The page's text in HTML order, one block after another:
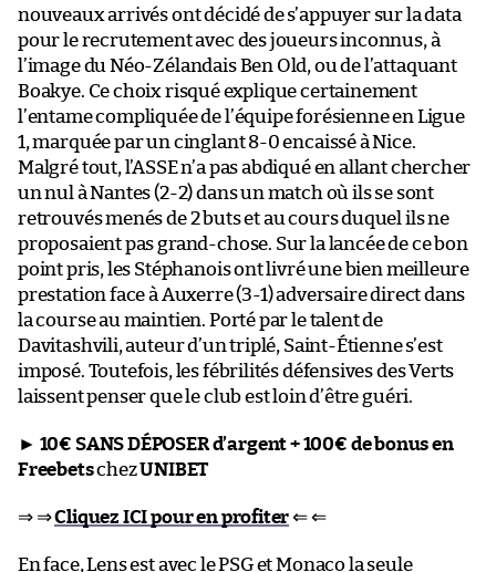
nouveaux arrivés ont décidé de s’appuyer sur la data
pour le recrutement avec des joueurs inconnus, à
l’image du Néo-Zélandais Ben Old, ou de l’attaquant
Boakye. Ce choix risqué explique certainement
l’entame compliquée de l’équipe forésienne en Ligue
1, marquée par un cinglant 8-0 encaissé à Nice.
Malgré tout, l’ASSE n’a pas abdiqué en allant chercher
un nul à Nantes (2-2) dans un match où ils se sont
retrouvés menés de 2 buts et au cours duquel ils ne
proposaient pas grand-chose. Sur la lancée de ce bon
point pris, les Stéphanois ont livré une bien meilleure
prestation face à Auxerre (3-1) adversaire direct dans
la course au maintien. Porté par le talent de
Davitashvili, auteur d’un triplé, Saint-Étienne s’est
imposé. Toutefois, les fébrilités défensives des Verts
laissent penser que le club est loin d’être guéri.
► 10€ SANS DÉPOSER d’argent + 100€ de bonus en
FreebetschezUNIBET
⇒ ⇒Cliquez ICI pour en profiter⇐ ⇐
En face, Lens est avec le PSG et Monaco la seule